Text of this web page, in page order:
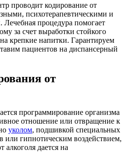
проводит кодирование от
психотерапевтическими и
процедура помогает
за счет выработки стойкого
крепкие напитки. Гарантируем
пациентов на диспансерный
от
программирование организма
отношение или отвращение к
уколом, подшивкой специальных
или гипнотическим воздействием,
алкоголя дается на